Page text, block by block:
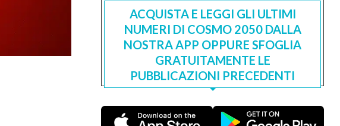
ACQUISTA E LEGGI GLI ULTIMI
NUMERI DI COSMO 2050 DALLA
NOSTRA APP OPPURE SFOGLIA
GRATUITAMENTE LE
PUBBLICAZIONI PRECEDENTI